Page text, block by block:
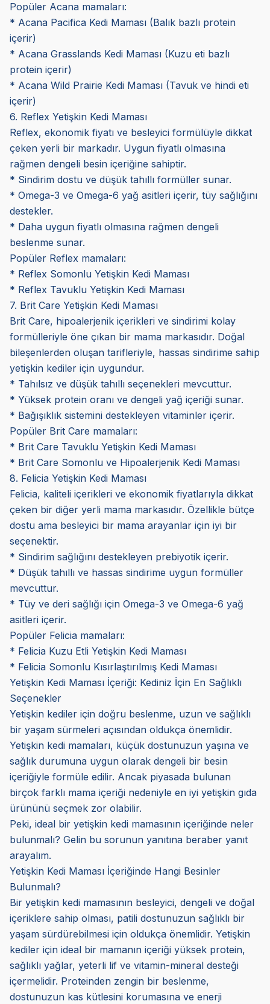
Popüler Acana mamaları:
* Acana Pacifica Kedi Maması (Balık bazlı protein
içerir)
* Acana Grasslands Kedi Maması (Kuzu eti bazlı
protein içerir)
* Acana Wild Prairie Kedi Maması (Tavuk ve hindi eti
içerir)
6. Reflex Yetişkin Kedi Maması
Reflex, ekonomik fiyatı ve besleyici formülüyle dikkat
çeken yerli bir markadır. Uygun fiyatlı olmasına
rağmen dengeli besin içeriğine sahiptir.
* Sindirim dostu ve düşük tahıllı formüller sunar.
* Omega-3 ve Omega-6 yağ asitleri içerir, tüy sağlığını
destekler.
* Daha uygun fiyatlı olmasına rağmen dengeli
beslenme sunar.
Popüler Reflex mamaları:
* Reflex Somonlu Yetişkin Kedi Maması
* Reflex Tavuklu Yetişkin Kedi Maması
7. Brit Care Yetişkin Kedi Maması
Brit Care, hipoalerjenik içerikleri ve sindirimi kolay
formülleriyle öne çıkan bir mama markasıdır. Doğal
bileşenlerden oluşan tarifleriyle, hassas sindirime sahip
yetişkin kediler için uygundur.
* Tahılsız ve düşük tahıllı seçenekleri mevcuttur.
* Yüksek protein oranı ve dengeli yağ içeriği sunar.
* Bağışıklık sistemini destekleyen vitaminler içerir.
Popüler Brit Care mamaları:
* Brit Care Tavuklu Yetişkin Kedi Maması
* Brit Care Somonlu ve Hipoalerjenik Kedi Maması
8. Felicia Yetişkin Kedi Maması
Felicia, kaliteli içerikleri ve ekonomik fiyatlarıyla dikkat
çeken bir diğer yerli mama markasıdır. Özellikle bütçe
dostu ama besleyici bir mama arayanlar için iyi bir
seçenektir.
* Sindirim sağlığını destekleyen prebiyotik içerir.
* Düşük tahıllı ve hassas sindirime uygun formüller
mevcuttur.
* Tüy ve deri sağlığı için Omega-3 ve Omega-6 yağ
asitleri içerir.
Popüler Felicia mamaları:
* Felicia Kuzu Etli Yetişkin Kedi Maması
* Felicia Somonlu Kısırlaştırılmış Kedi Maması
Yetişkin Kedi Maması İçeriği: Kediniz İçin En Sağlıklı
Seçenekler
Yetişkin kediler için doğru beslenme, uzun ve sağlıklı
bir yaşam sürmeleri açısından oldukça önemlidir.
Yetişkin kedi mamaları, küçük dostunuzun yaşına ve
sağlık durumuna uygun olarak dengeli bir besin
içeriğiyle formüle edilir. Ancak piyasada bulunan
birçok farklı mama içeriği nedeniyle en iyi yetişkin gıda
ürününü seçmek zor olabilir.
Peki, ideal bir yetişkin kedi mamasının içeriğinde neler
bulunmalı? Gelin bu sorunun yanıtına beraber yanıt
arayalım.
Yetişkin Kedi Maması İçeriğinde Hangi Besinler
Bulunmalı?
Bir yetişkin kedi mamasının besleyici, dengeli ve doğal
içeriklere sahip olması, patili dostunuzun sağlıklı bir
yaşam sürdürebilmesi için oldukça önemlidir. Yetişkin
kediler için ideal bir mamanın içeriği yüksek protein,
sağlıklı yağlar, yeterli lif ve vitamin-mineral desteği
içermelidir. Proteinden zengin bir beslenme,
dostunuzun kas kütlesini korumasına ve enerji